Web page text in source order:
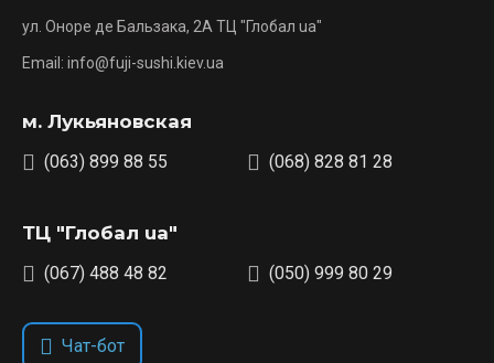
ул. Оноре де Бальзака, 2А ТЦ "Глобал ua"
Email: info@fuji-sushi.kiev.ua
м. Лукьяновская
(063) 899 88 55 (068) 828 81 28
ТЦ "Глобал ua"
(067) 488 48 82 (050) 999 80 29
Чат-бот